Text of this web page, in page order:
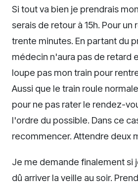
Si tout va bien je prendrais
serais de retour à 15h. Pour
trente minutes. En partant du
médecin n'aura pas de retard
loupe pas mon train pour
Aussi que le train roule
pour ne pas rater le rendez-
l'ordre du possible. Dans ce
recommencer. Attendre deux
Je me demande finalement si
dû arriver la veille au soir.